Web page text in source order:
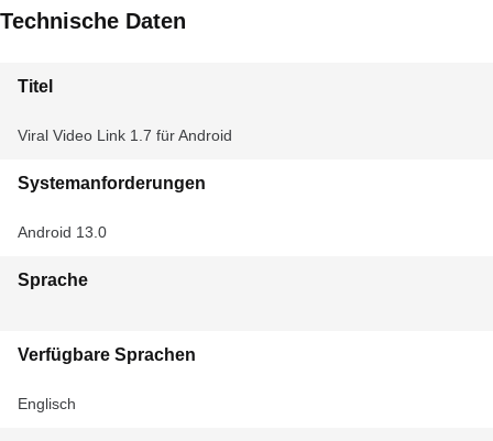
Technische Daten
Titel
Viral Video Link 1.7 für Android
Systemanforderungen
Android 13.0
Sprache
Verfügbare Sprachen
Englisch